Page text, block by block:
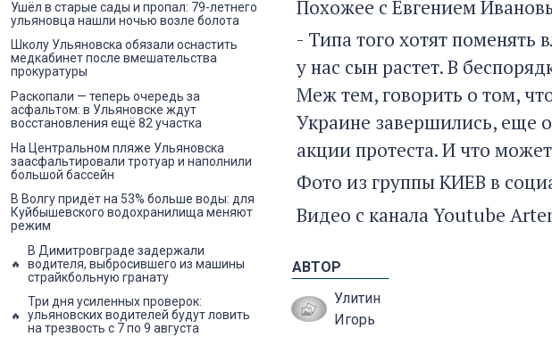
Похожее с Евгением
- Типа того хотят поменять
у нас сын растет. В
Меж тем, говорить о том,
Украине завершились, еще
акции протеста. И что
Фото из группы КИЕВ в
Видео с канала Youtube
АВТОР
Улитин
Игорь
Ушёл в старые сады и пропал: 79-летнего
ульяновца нашли ночью возле болота
Школу Ульяновска обязали оснастить
медкабинет после вмешательства
прокуратуры
Раскопали — теперь очередь за
асфальтом: в Ульяновске ждут
восстановления ещё 82 участка
На Центральном пляже Ульяновска
заасфальтировали тротуар и наполнили
большой бассейн
В Волгу придёт на 53% больше воды: для
Куйбышевского водохранилища меняют
режим
В Димитровграде задержали
водителя, выбросившего из машины
страйкбольную гранату
Три дня усиленных проверок:
ульяновских водителей будут ловить
на трезвость с 7 по 9 августа